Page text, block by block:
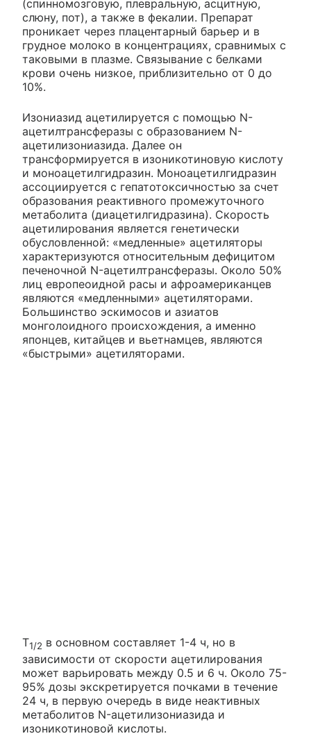
(спинномозговую, плевральную, асцитную,
слюну, пот), а также в фекалии. Препарат
проникает через плацентарный барьер и в
грудное молоко в концентрациях, сравнимых с
таковыми в плазме. Связывание с белками
крови очень низкое, приблизительно от 0 до
10%.
Изониазид ацетилируется с помощью N-
ацетилтрансферазы с образованием N-
ацетилизониазида. Далее он
трансформируется в изоникотиновую кислоту
и моноацетилгидразин. Моноацетилгидразин
ассоциируется с гепатотоксичностью за счет
образования реактивного промежуточного
метаболита (диацетилгидразина). Скорость
ацетилирования является генетически
обусловленной: «медленные» ацетиляторы
характеризуются относительным дефицитом
печеночной N-ацетилтрансферазы. Около 50%
лиц европеоидной расы и афроамериканцев
являются «медленными» ацетиляторами.
Большинство эскимосов и азиатов
монголоидного происхождения, а именно
японцев, китайцев и вьетнамцев, являются
«быстрыми» ацетиляторами.
T1/2 в основном составляет 1-4 ч, но в
зависимости от скорости ацетилирования
может варьировать между 0.5 и 6 ч. Около 75-
95% дозы экскретируется почками в течение
24 ч, в первую очередь в виде неактивных
метаболитов N-ацетилизониазида и
изоникотиновой кислоты.